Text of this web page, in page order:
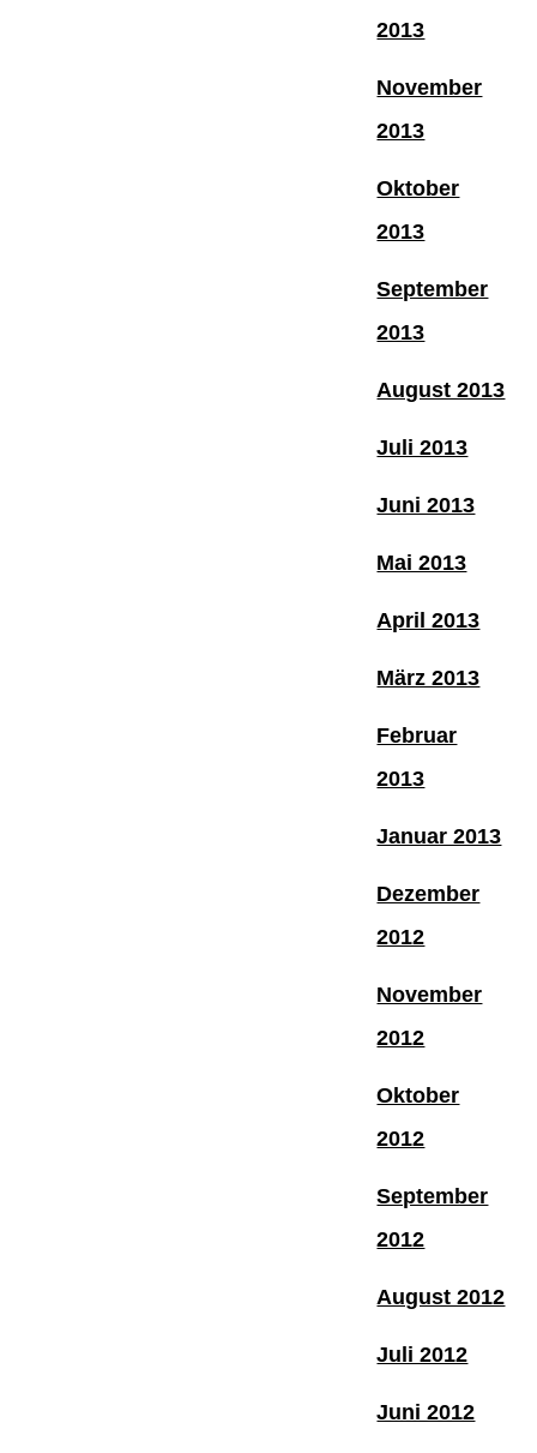
2013
November
2013
Oktober
2013
September
2013
August 2013
Juli 2013
Juni 2013
Mai 2013
April 2013
März 2013
Februar
2013
Januar 2013
Dezember
2012
November
2012
Oktober
2012
September
2012
August 2012
Juli 2012
Juni 2012